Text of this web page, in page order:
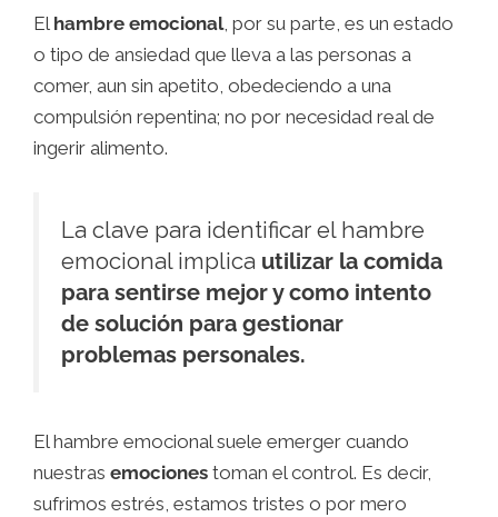
El hambre emocional, por su parte, es un estado
o tipo de ansiedad que lleva a las personas a
comer, aun sin apetito, obedeciendo a una
compulsión repentina; no por necesidad real de
ingerir alimento.
La clave para identificar el hambre
emocional implica utilizar la comida
para sentirse mejor y como intento
de solución para gestionar
problemas personales.
El hambre emocional suele emerger cuando
nuestras emociones toman el control. Es decir,
sufrimos estrés, estamos tristes o por mero